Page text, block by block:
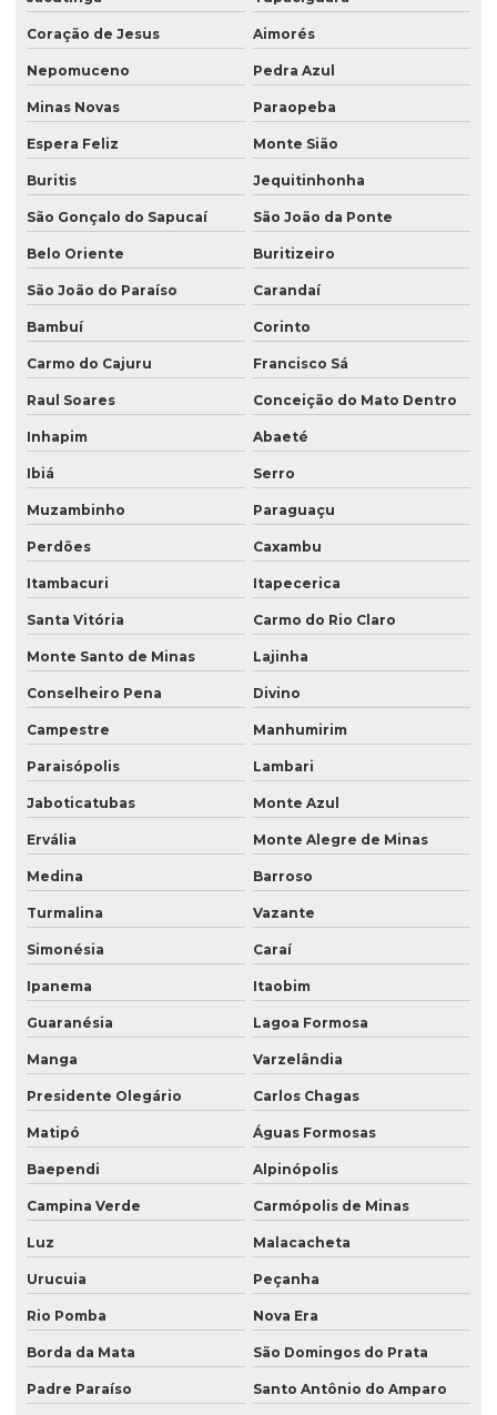
Coração de Jesus Aimorés
Nepomuceno Pedra Azul
Minas Novas Paraopeba
Espera Feliz Monte Sião
Buritis Jequitinhonha
São Gonçalo do Sapucaí São João da Ponte
Belo Oriente Buritizeiro
São João do Paraíso Carandaí
Bambuí Corinto
Carmo do Cajuru Francisco Sá
Raul Soares Conceição do Mato Dentro
Inhapim Abaeté
Ibiá Serro
Muzambinho Paraguaçu
Perdões Caxambu
Itambacuri Itapecerica
Santa Vitória Carmo do Rio Claro
Monte Santo de Minas Lajinha
Conselheiro Pena Divino
Campestre Manhumirim
Paraisópolis Lambari
Jaboticatubas Monte Azul
Ervália Monte Alegre de Minas
Medina Barroso
Turmalina Vazante
Simonésia Caraí
Ipanema Itaobim
Guaranésia Lagoa Formosa
Manga Varzelândia
Presidente Olegário Carlos Chagas
Matipó Águas Formosas
Baependi Alpinópolis
Campina Verde Carmópolis de Minas
Luz Malacacheta
Urucuia Peçanha
Rio Pomba Nova Era
Borda da Mata São Domingos do Prata
Padre Paraíso Santo Antônio do Amparo